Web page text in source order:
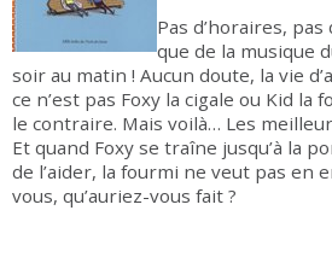
Pas d’horaires,
que de la musique
soir au matin ! Aucun doute, la vie
ce n’est pas Foxy la cigale ou Kid la
le contraire. Mais voilà… Les
Et quand Foxy se traîne jusqu’à la
de l’aider, la fourmi ne veut pas en
vous, qu’auriez-vous fait ?